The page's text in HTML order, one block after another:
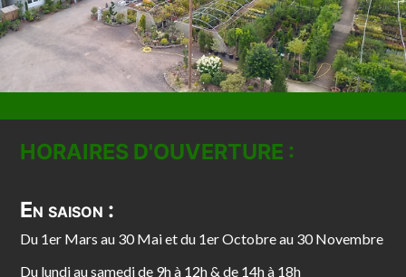
HORAIRES D'OUVERTURE :
En saison :
Du 1er Mars au 30 Mai et du 1er Octobre au 30 Novembre
Du lundi au samedi de 9h à 12h & de 14h à 18h